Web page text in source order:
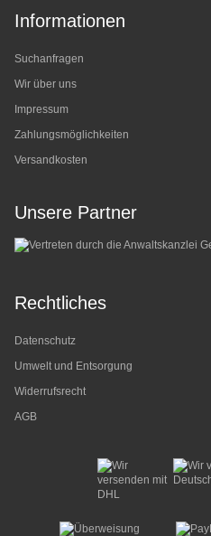
Informationen
Suchanfragen
Wir über uns
Impressum
Zahlungsmöglichkeiten
Versandkosten
Unsere Partner
Rechtliches
Datenschutz
Umwelt und Entsorgung
Widerrufsrecht
AGB